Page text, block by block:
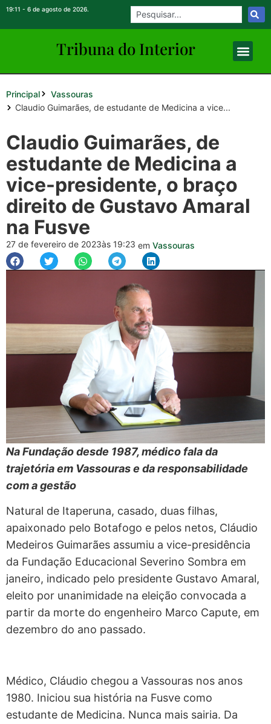
19:11 - 6 de agosto de 2026.
Tribuna do Interior
Principal
Vassouras
Claudio Guimarães, de estudante de Medicina a vice...
Claudio Guimarães, de
estudante de Medicina a
vice-presidente, o braço
direito de Gustavo Amaral
na Fusve
27 de fevereiro de 2023às 19:23 em Vassouras
Na Fundação desde 1987, médico fala da
trajetória em Vassouras e da responsabilidade
com a gestão
Natural de Itaperuna, casado, duas filhas,
apaixonado pelo Botafogo e pelos netos, Cláudio
Medeiros Guimarães assumiu a vice-presidência
da Fundação Educacional Severino Sombra em
janeiro, indicado pelo presidente Gustavo Amaral,
eleito por unanimidade na eleição convocada a
partir da morte do engenheiro Marco Capute, em
dezembro do ano passado.
Médico, Cláudio chegou a Vassouras nos anos
1980. Iniciou sua história na Fusve como
estudante de Medicina. Nunca mais sairia. Da